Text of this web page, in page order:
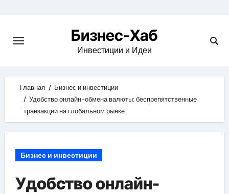
content
Бизнес-Хаб
Инвестиции и Идеи
Главная
Бизнес и инвестиции
Удобство онлайн-обмена валюты: беспрепятственные
транзакции на глобальном рынке
Бизнес и инвестиции
Удобство онлайн-